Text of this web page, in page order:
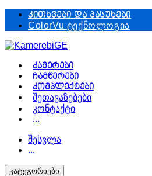
Skip
Skip
კითხვები და პასუხები
ColorVu ტექნოლოგია
კამერები
ჩამწერები
კომპლექტები
შეთავაზებები
კონტაქტი
...
შესვლა
...
კატეგორიები